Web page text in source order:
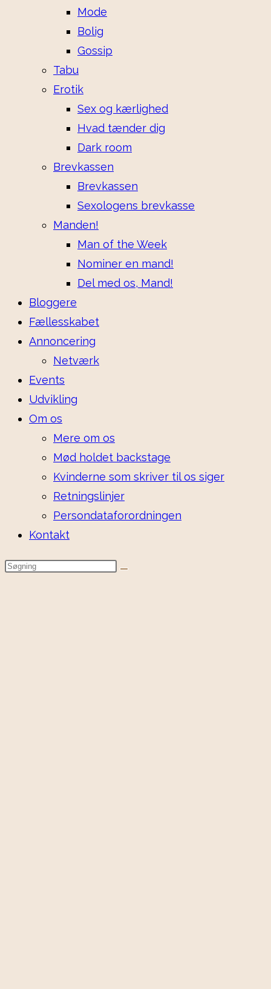
Mode
Bolig
Gossip
Tabu
Erotik
Sex og kærlighed
Hvad tænder dig
Dark room
Brevkassen
Brevkassen
Sexologens brevkasse
Manden!
Man of the Week
Nominer en mand!
Del med os, Mand!
Bloggere
Fællesskabet
Annoncering
Netværk
Events
Udvikling
Om os
Mere om os
Mød holdet backstage
Kvinderne som skriver til os siger
Retningslinjer
Persondataforordningen
Kontakt